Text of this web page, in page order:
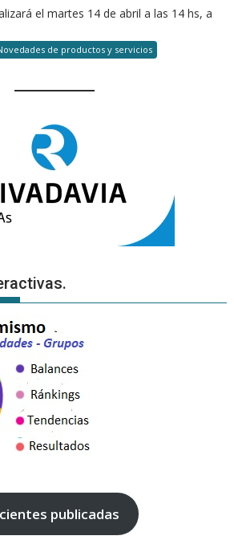
el martes 14 de abril a las 14 hs, a
de productos y servicios
publicadas